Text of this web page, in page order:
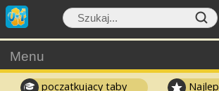
Menu
poczatkujacy taby